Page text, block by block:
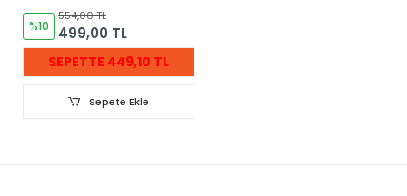
%10
554,00 TL
499,00 TL
SEPETTE 449,10 TL
Sepete Ekle